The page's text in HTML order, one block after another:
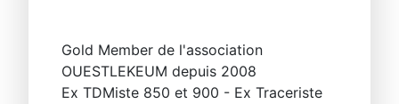
Gold Member de l'association
OUESTLEKEUM depuis 2008
Ex TDMiste 850 et 900 - Ex Traceriste